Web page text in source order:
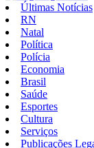
Últimas Notícias
RN
Natal
Política
Polícia
Economia
Brasil
Saúde
Esportes
Cultura
Serviços
Publicações